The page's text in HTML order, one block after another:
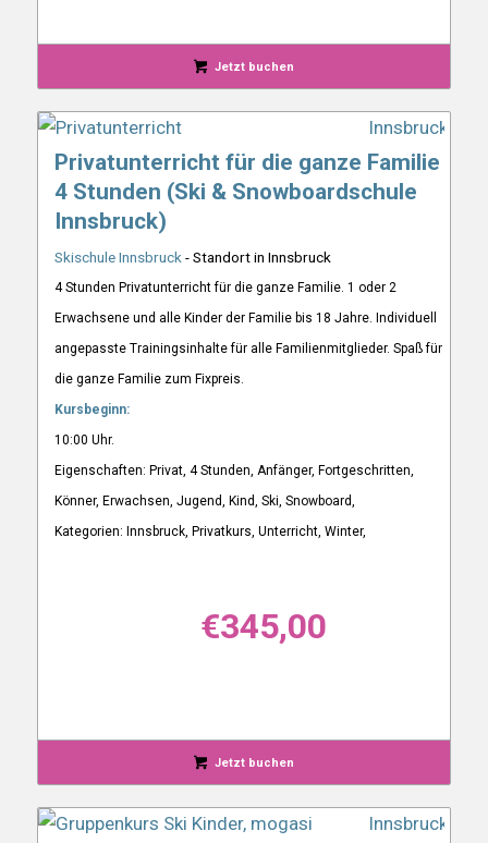
Jetzt buchen
Privatunterricht für die ganze Familie
4 Stunden (Ski & Snowboardschule
Innsbruck)
Skischule Innsbruck - Standort in Innsbruck
4 Stunden Privatunterricht für die ganze Familie. 1 oder 2
Erwachsene und alle Kinder der Familie bis 18 Jahre. Individuell
angepasste Trainingsinhalte für alle Familienmitglieder. Spaß für
die ganze Familie zum Fixpreis.
Kursbeginn:
10:00 Uhr.
Eigenschaften: Privat, 4 Stunden, Anfänger, Fortgeschritten,
Könner, Erwachsen, Jugend, Kind, Ski, Snowboard,
Kategorien: Innsbruck, Privatkurs, Unterricht, Winter,
€345,00
Jetzt buchen